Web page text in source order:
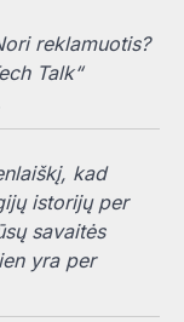
reklamuotis?
Talk“
kad
istorijų per
savaitės
yra per